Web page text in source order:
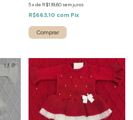
5xde R$139,60 sem juros
R$663,10 com Pix
Comprar
1 / 8 1/6